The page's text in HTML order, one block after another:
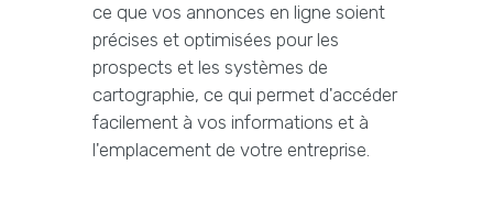
ce que vos annonces en ligne soient
précises et optimisées pour les
prospects et les systèmes de
cartographie, ce qui permet d'accéder
facilement à vos informations et à
l'emplacement de votre entreprise.